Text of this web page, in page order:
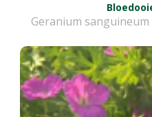
Geranium